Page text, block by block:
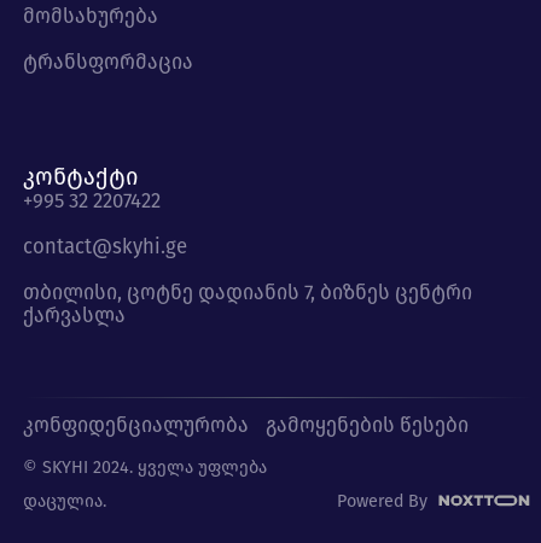
მომსახურება
ტრანსფორმაცია
კონტაქტი
+995 32 2207422
contact@skyhi.ge
თბილისი, ცოტნე დადიანის 7, ბიზნეს ცენტრი
ქარვასლა
კონფიდენციალურობა გამოყენების წესები
© SKYHI 2024. ყველა უფლება
დაცულია.
Powered By